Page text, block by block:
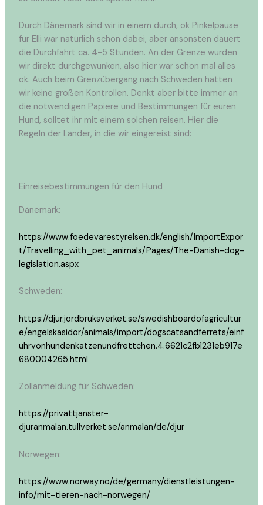
Durch Dänemark sind wir in einem durch, ok Pinkelpause
für Elli war natürlich schon dabei, aber ansonsten dauert
die Durchfahrt ca. 4-5 Stunden. An der Grenze wurden
wir direkt durchgewunken, also hier war schon mal alles
ok. Auch beim Grenzübergang nach Schweden hatten
wir keine großen Kontrollen. Denkt aber bitte immer an
die notwendigen Papiere und Bestimmungen für euren
Hund, solltet ihr mit einem solchen reisen. Hier die
Regeln der Länder, in die wir eingereist sind:
Einreisebestimmungen für den Hund
Dänemark:
https://www.foedevarestyrelsen.dk/english/ImportExpor
t/Travelling_with_pet_animals/Pages/The-Danish-dog-
legislation.aspx
Schweden:
https://djur.jordbruksverket.se/swedishboardofagricultur
e/engelskasidor/animals/import/dogscatsandferrets/einf
uhrvonhundenkatzenundfrettchen.4.6621c2fb1231eb917e
680004265.html
Zollanmeldung für Schweden:
https://privattjanster-
djuranmalan.tullverket.se/anmalan/de/djur
Norwegen:
https://www.norway.no/de/germany/dienstleistungen-
info/mit-tieren-nach-norwegen/